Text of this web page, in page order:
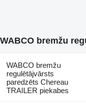
WABCO bremžu
WABCO bremžu
regulētājvārsts
paredzēts Chereau
TRAILER piekabes